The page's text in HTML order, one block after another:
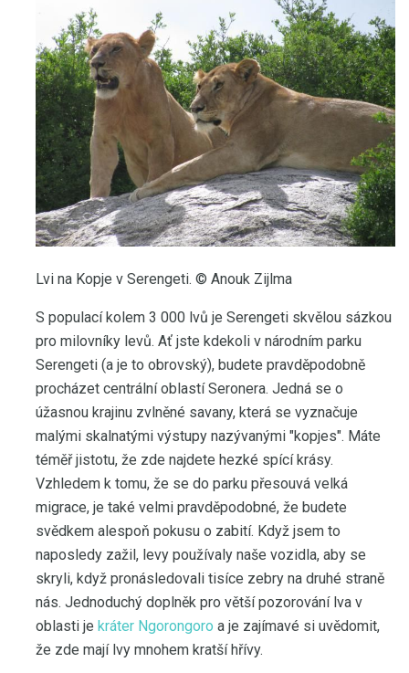
Lvi na Kopje v Serengeti. © Anouk Zijlma
S populací kolem 3 000 lvů je Serengeti skvělou sázkou
pro milovníky levů. Ať jste kdekoli v národním parku
Serengeti (a je to obrovský), budete pravděpodobně
procházet centrální oblastí Seronera. Jedná se o
úžasnou krajinu zvlněné savany, která se vyznačuje
malými skalnatými výstupy nazývanými "kopjes". Máte
téměř jistotu, že zde najdete hezké spící krásy.
Vzhledem k tomu, že se do parku přesouvá velká
migrace, je také velmi pravděpodobné, že budete
svědkem alespoň pokusu o zabití. Když jsem to
naposledy zažil, levy používaly naše vozidla, aby se
skryli, když pronásledovali tisíce zebry na druhé straně
nás. Jednoduchý doplněk pro větší pozorování lva v
oblasti je kráter Ngorongoro a je zajímavé si uvědomit,
že zde mají lvy mnohem kratší hřívy.